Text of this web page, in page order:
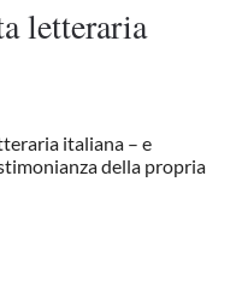
letteraria
italiana – e
della propria